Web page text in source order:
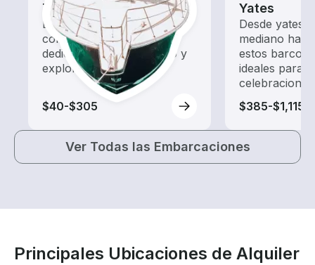
Tours
Explora las aguas locales
con un alquiler de barco
dedicado a hacer turismo y
exploración.
$40-$305
Yates
Desde yates
mediano
estos barcos
ideales para
$385-$1,115
Ver Todas las Embarcaciones
Principales Ubicaciones de Alquiler